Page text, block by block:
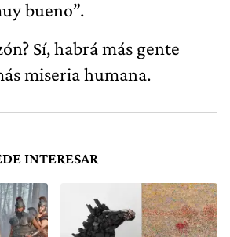
bueno”.
Sí, habrá más gente
miseria humana.
INTERESAR